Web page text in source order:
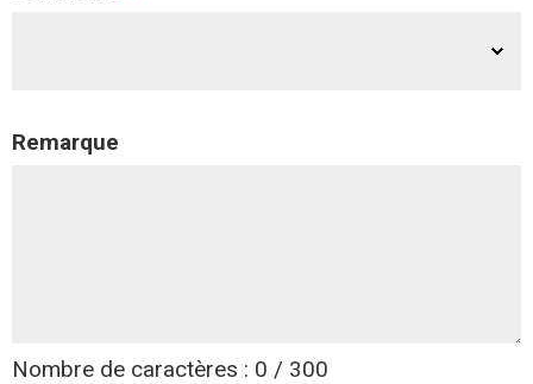
Remarque
Nombre de caractères : 0 / 300